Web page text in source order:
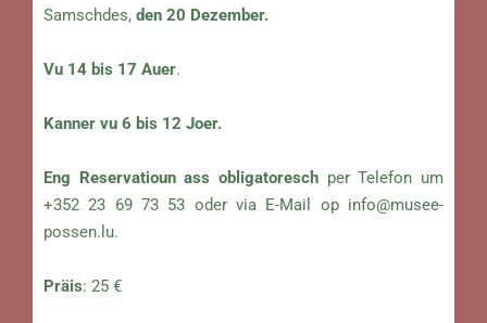
Samschdes, den 20 Dezember.
Vu 14 bis 17 Auer.
Kanner vu 6 bis 12 Joer.
Eng Reservatioun ass obligatoresch per Telefon um
+352 23 69 73 53 oder via E-Mail op info@musee-
possen.lu.
Präis: 25 €